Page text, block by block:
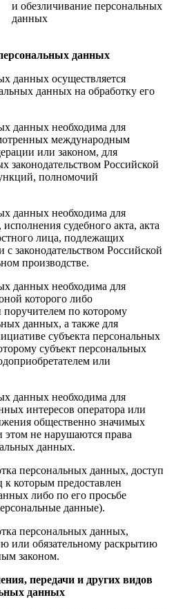
и обезличивание персональных
данных
данных
данных осуществляется
данных на обработку его
данных необходима для
международным
или законом, для
законодательством Российской
полномочий
данных необходима для
судебного акта, акта
лица, подлежащих
законодательством Российской
производстве.
данных необходима для
которого либо
по которому
данных, а также для
субъекта персональных
субъект персональных
или
данных необходима для
интересов оператора или
общественно значимых
этом не нарушаются права
данных.
персональных данных, доступ
к которым предоставлен
либо по его просьбе
данные).
персональных данных,
или обязательному раскрытию
законом.
передачи и других видов
данных